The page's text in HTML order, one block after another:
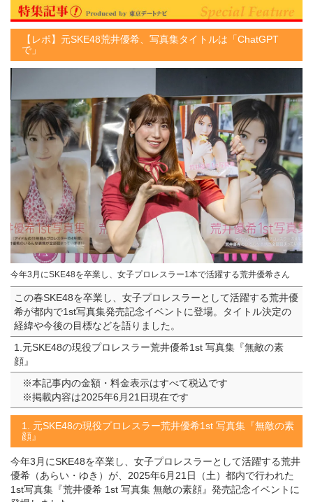
【レポ】元SKE48荒井優希、写真集タイトルは「ChatGPT
で」
今年3月にSKE48を卒業し、女子プロレスラー1本で活躍する荒井優希さん
この春SKE48を卒業し、女子プロレスラーとして活躍する荒井優
希が都内で1st写真集発売記念イベントに登場。タイトル決定の
経緯や今後の目標などを語りました。
1.元SKE48の現役プロレスラー荒井優希1st 写真集『無敵の素
顔』
※本記事内の金額・料金表示はすべて税込です
※掲載内容は2025年6月21日現在です
1. 元SKE48の現役プロレスラー荒井優希1st 写真集『無敵の素
顔』
今年3月にSKE48を卒業し、女子プロレスラーとして活躍する荒井
優希（あらい・ゆき）が、2025年6月21日（土）都内で行われた
1st写真集『荒井優希 1st 写真集 無敵の素顔』発売記念イベントに